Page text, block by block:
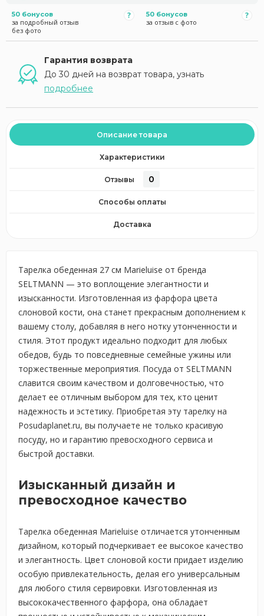
50 бонусов
за подробный отзыв
без фото
50 бонусов
за отзыв с фото
Гарантия возврата
До 30 дней на возврат товара, узнать
подробнее
Описание товара
Характеристики
Отзывы 0
Способы оплаты
Доставка
Тарелка обеденная 27 см Marieluise от бренда
SELTMANN — это воплощение элегантности и
изысканности. Изготовленная из фарфора цвета
слоновой кости, она станет прекрасным дополнением к
вашему столу, добавляя в него нотку утонченности и
стиля. Этот продукт идеально подходит для любых
обедов, будь то повседневные семейные ужины или
торжественные мероприятия. Посуда от SELTMANN
славится своим качеством и долговечностью, что
делает ее отличным выбором для тех, кто ценит
надежность и эстетику. Приобретая эту тарелку на
Posudaplanet.ru, вы получаете не только красивую
посуду, но и гарантию превосходного сервиса и
быстрой доставки.
Изысканный дизайн и
превосходное качество
Тарелка обеденная Marieluise отличается утонченным
дизайном, который подчеркивает ее высокое качество
и элегантность. Цвет слоновой кости придает изделию
особую привлекательность, делая его универсальным
для любого стиля сервировки. Изготовленная из
высококачественного фарфора, она обладает